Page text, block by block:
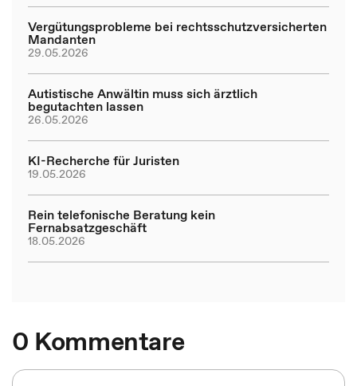
Vergütungsprobleme bei rechtsschutzversicherten
Mandanten
29.05.2026
Autistische Anwältin muss sich ärztlich
begutachten lassen
26.05.2026
KI-Recherche für Juristen
19.05.2026
Rein telefonische Beratung kein
Fernabsatzgeschäft
18.05.2026
0 Kommentare